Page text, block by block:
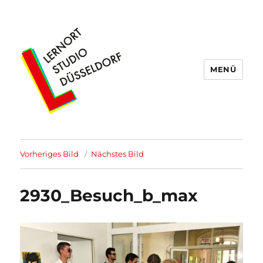
MENÜ
Vorheriges Bild Nächstes Bild
2930_Besuch_b_max